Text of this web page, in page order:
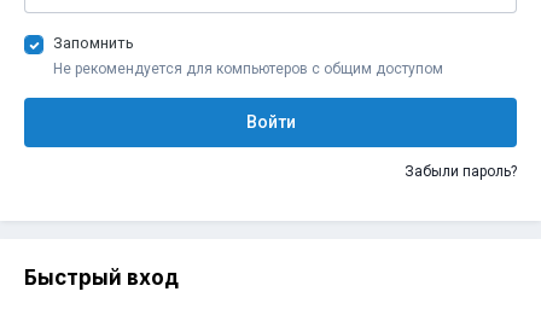
Запомнить
Не рекомендуется для компьютеров с общим доступом
Войти
Забыли пароль?
Быстрый вход